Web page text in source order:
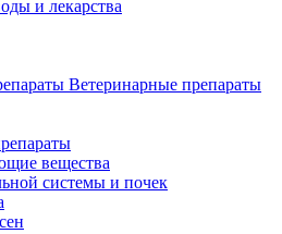
и лекарства
Ветеринарные препараты
вещества
системы и почек